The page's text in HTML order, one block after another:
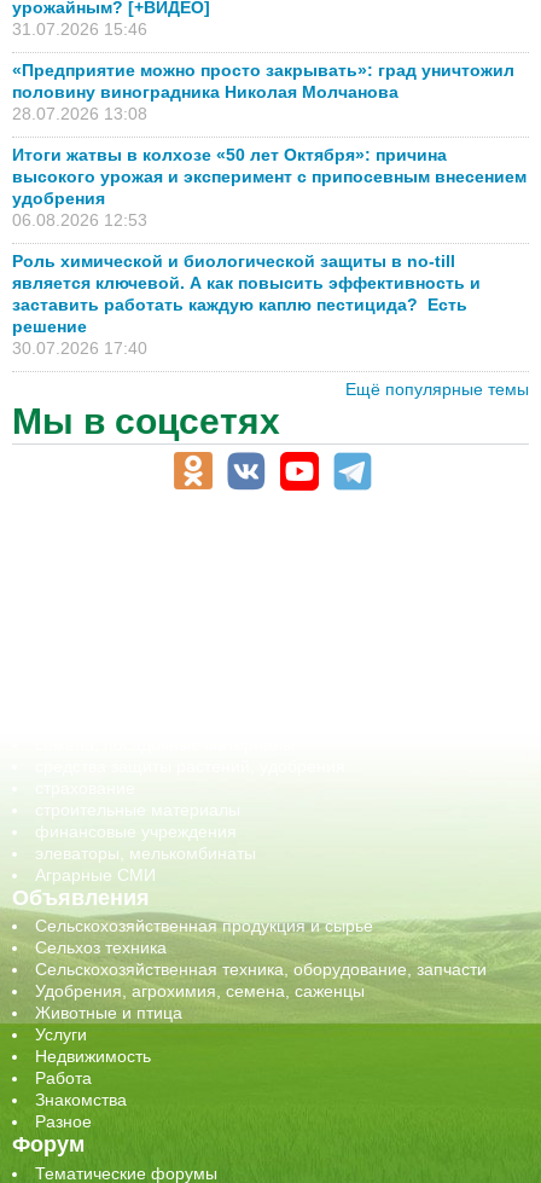
урожайным? [+ВИДЕО]
31.07.2026 15:46
«Предприятие можно просто закрывать»: град уничтожил
половину виноградника Николая Молчанова
28.07.2026 13:08
Итоги жатвы в колхозе «50 лет Октября»: причина
высокого урожая и эксперимент с припосевным внесением
удобрения
06.08.2026 12:53
Роль химической и биологической защиты в no-till
является ключевой. А как повысить эффективность и
заставить работать каждую каплю пестицида? Есть
решение
30.07.2026 17:40
Ещё популярные темы
Мы в соцсетях
строительные материалы
финансовые учреждения
элеваторы, мелькомбинаты
Аграрные СМИ
Объявления
Сельскохозяйственная продукция и сырье
Сельхоз техника
Сельскохозяйственная техника, оборудование, запчасти
Удобрения, агрохимия, семена, саженцы
Животные и птица
Услуги
Недвижимость
Работа
Знакомства
Разное
Форум
Тематические форумы